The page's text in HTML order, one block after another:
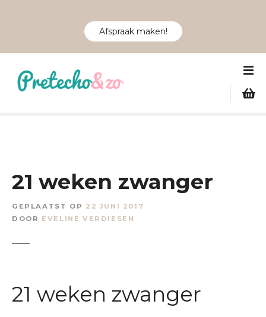
Afspraak maken!
21 weken zwanger
GEPLAATST OP 22 JUNI 2017
DOOR EVELINE VERDIESEN
21 weken zwanger